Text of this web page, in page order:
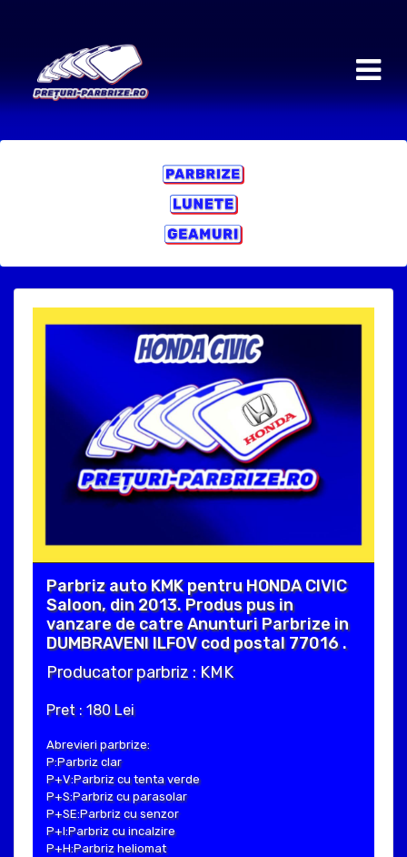
Parbriz auto KMK pentru HONDA CIVIC
Saloon, din 2013. Produs pus in
vanzare de catre Anunturi Parbrize in
DUMBRAVENI ILFOV cod postal 77016 .
Producator parbriz : KMK
Pret : 180 Lei
Abrevieri parbrize:
P:Parbriz clar
P+V:Parbriz cu tenta verde
P+S:Parbriz cu parasolar
P+SE:Parbriz cu senzor
P+I:Parbriz cu incalzire
P+H:Parbriz heliomat